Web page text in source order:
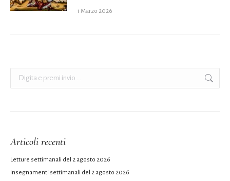
1 Marzo 2026
Articoli recenti
Letture settimanali del 2 agosto 2026
Insegnamenti settimanali del 2 agosto 2026